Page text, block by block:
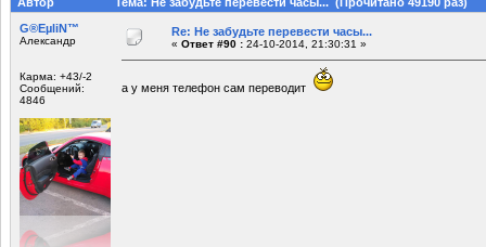
Автор
Тема: Не забудьте перевести часы... (Прочитано 49190 раз)
G®EµliN™
Александр
Карма: +43/-2
Сообщений:
4846
Re: Не забудьте перевести часы...
« Ответ #90 : 24-10-2014, 21:30:31 »
а у меня телефон сам переводит